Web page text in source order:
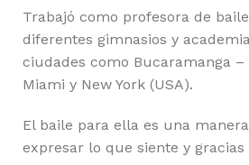
Trabajó como profesora de
diferentes gimnasios y
ciudades como Bucaramanga –
Miami y New York (USA).
El baile para ella es una
expresar lo que siente y gracias